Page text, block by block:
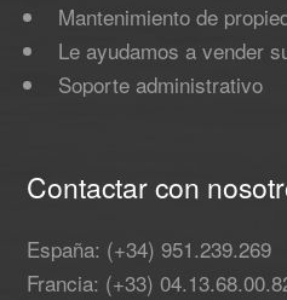
Mantenimiento de
Le ayudamos a vender
Soporte administrativo
Contactar con
España: (+34) 951.239.269
Francia: (+33)